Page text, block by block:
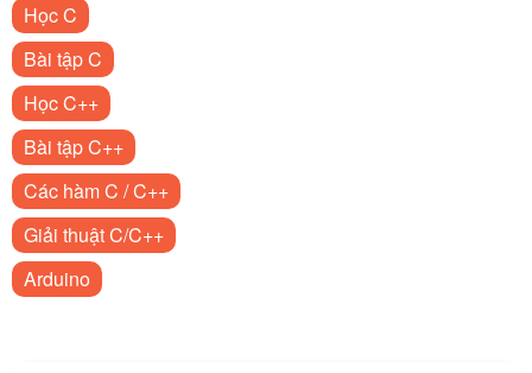
Học C
Bài tập C
Học C++
Bài tập C++
Các hàm C / C++
Giải thuật C/C++
Arduino